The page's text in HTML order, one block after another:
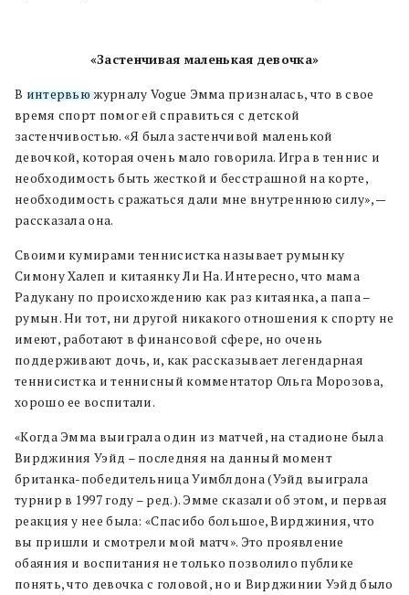
«Застенчивая маленькая девочка»
В интервьюжурналу Vogue Эмма призналась, что в свое
время спорт помог ей справиться с детской
застенчивостью. «Я была застенчивой маленькой
девочкой, которая очень мало говорила. Игра в теннис и
необходимость быть жесткой и бесстрашной на корте,
необходимость сражаться дали мне внутреннюю силу», —
рассказала она.
Своими кумирами теннисистка называет румынку
Симону Халеп и китаянку Ли На. Интересно, что мама
Радукану по происхождению как раз китаянка, а папа –
румын. Ни тот, ни другой никакого отношения к спорту не
имеют, работают в финансовой сфере, но очень
поддерживают дочь, и, как рассказывает легендарная
теннисистка и теннисный комментатор Ольга Морозова,
хорошо ее воспитали.
«Когда Эмма выиграла один из матчей, на стадионе была
Вирджиния Уэйд – последняя на данный момент
британка-победительница Уимблдона (Уэйд выиграла
турнир в 1997 году – ред.). Эмме сказали об этом, и первая
реакция у нее была: «Спасибо большое, Вирджиния, что
вы пришли и смотрели мой матч». Это проявление
обаяния и воспитания не только позволило публике
понять, что девочка с головой, но и Вирджинии Уэйд было